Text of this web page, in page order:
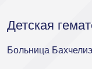
Детская
Больница